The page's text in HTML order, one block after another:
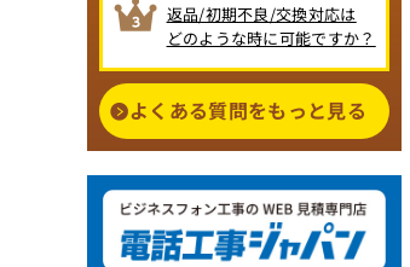
返品/初期不良/交換対応は
どのような時に可能ですか？
よくある質問をもっと見る